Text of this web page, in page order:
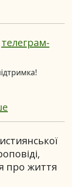
телеграм-
про життя